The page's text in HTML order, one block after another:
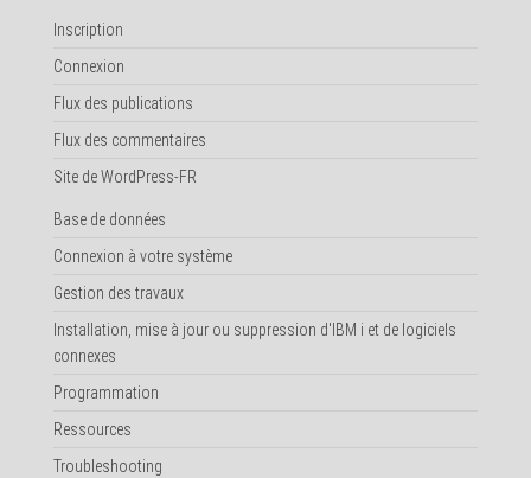
Inscription
Connexion
Flux des publications
Flux des commentaires
Site de WordPress-FR
Base de données
Connexion à votre système
Gestion des travaux
Installation, mise à jour ou suppression d'IBM i et de logiciels
connexes
Programmation
Ressources
Troubleshooting